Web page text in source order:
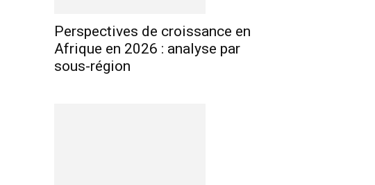
Perspectives de croissance en
Afrique en 2026 : analyse par
sous-région